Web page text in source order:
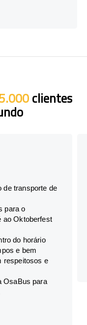
clientes
de transporte de
para o
ao Oktoberfest
do horário
e bem
respeitosos e
OsaBus para